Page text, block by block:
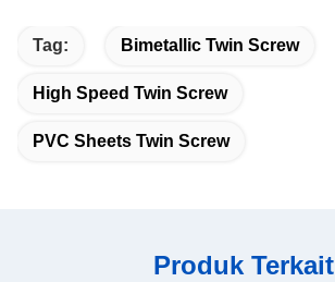
Tag: Bimetallic Twin Screw
High Speed Twin Screw
PVC Sheets Twin Screw
Produk Terkait